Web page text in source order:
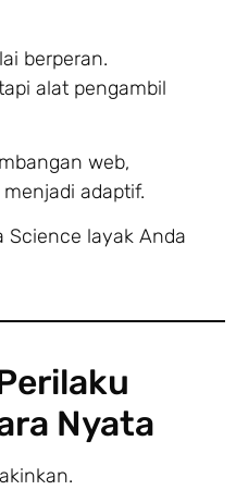
berperan.
alat pengambil
web,
adaptif.
Science layak Anda
Nyata